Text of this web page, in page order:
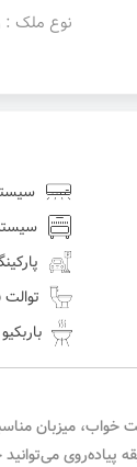
نوع ملک :
باربکیو
این ویلا بسیار ممتاز است؛ با